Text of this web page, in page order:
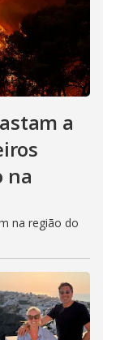
a
na
na região do